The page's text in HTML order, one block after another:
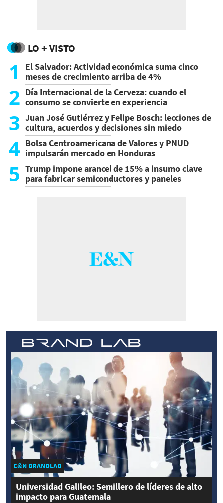
LO + VISTO
1
El Salvador: Actividad económica suma cinco
meses de crecimiento arriba de 4%
2 Día Internacional de la Cerveza: cuando el
consumo se convierte en experiencia
3 Juan José Gutiérrez y Felipe Bosch: lecciones de
cultura, acuerdos y decisiones sin miedo
4 Bolsa Centroamericana de Valores y PNUD
impulsarán mercado en Honduras
5 Trump impone arancel de 15% a insumo clave
para fabricar semiconductores y paneles
E&N BRANDLAB
Universidad Galileo: Semillero de líderes de alto
impacto para Guatemala